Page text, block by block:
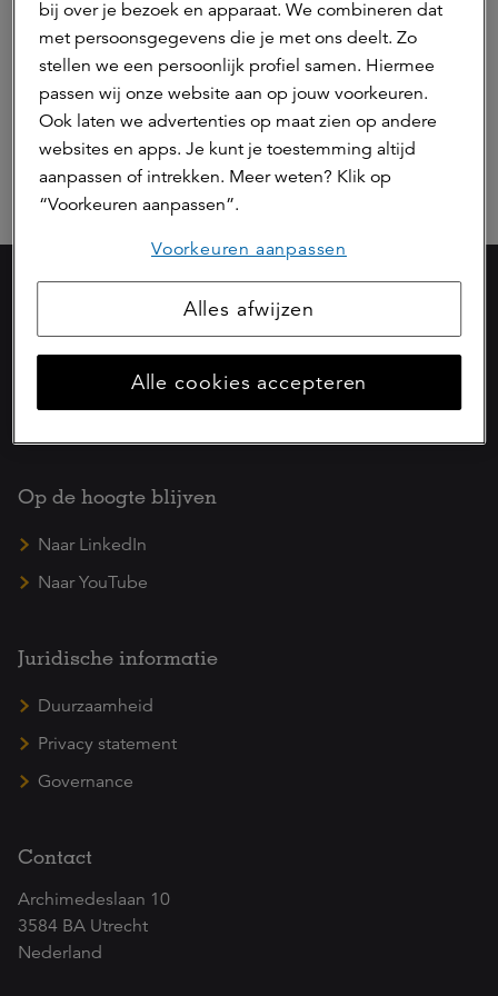
0 resultaten: Sorteer op:
Op de hoogte blijven
Naar LinkedIn
Naar YouTube
Juridische informatie
Duurzaamheid
Privacy statement
Governance
Contact
Archimedeslaan 10
3584 BA Utrecht
Nederland
bij over je bezoek en apparaat. We combineren dat
met persoonsgegevens die je met ons deelt. Zo
stellen we een persoonlijk profiel samen. Hiermee
passen wij onze website aan op jouw voorkeuren.
Ook laten we advertenties op maat zien op andere
websites en apps. Je kunt je toestemming altijd
aanpassen of intrekken. Meer weten? Klik op
“Voorkeuren aanpassen”.
Voorkeuren aanpassen
Alles afwijzen
Alle cookies accepteren